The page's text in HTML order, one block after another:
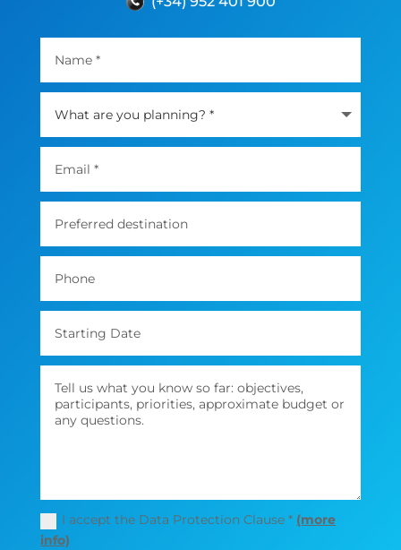
I accept the Data Protection Clause * (more
info)